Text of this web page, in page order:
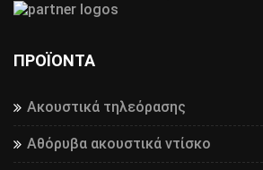
ΠΡΟΪΌΝΤΑ
Ακουστικά τηλεόρασης
Αθόρυβα ακουστικά ντίσκο